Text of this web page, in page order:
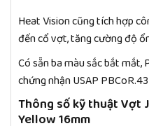
Heat Vision cũng tích hợp
đến cổ vợt, tăng cường độ
Có sẵn ba màu sắc bắt
chứng nhận USAP
Thông số kỹ thuật Vợt
Yellow 16mm